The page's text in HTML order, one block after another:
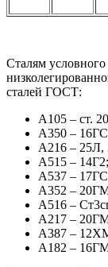
Сталям
сталей ГОСТ:
А105 – ст.
А350 –
А216 – 25Л,
А515 – 14Г2;
А537 –
А352 –
А516 –
А217 –
А387 –
А182 –